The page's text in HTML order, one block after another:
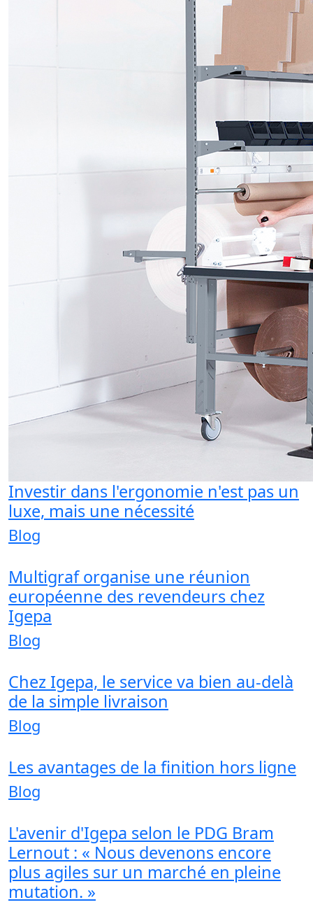
Investir dans l'ergonomie n'est pas un
luxe, mais une nécessité
Blog
Multigraf organise une réunion
européenne des revendeurs chez
Igepa
Blog
Chez Igepa, le service va bien au-delà
de la simple livraison
Blog
Les avantages de la finition hors ligne
Blog
L'avenir d'Igepa selon le PDG Bram
Lernout : « Nous devenons encore
plus agiles sur un marché en pleine
mutation. »